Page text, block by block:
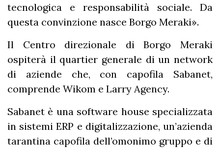
tecnologica e responsabilità sociale. Da
questa convinzione nasce Borgo Meraki».
Il Centro direzionale di Borgo Meraki
ospiterà il quartier generale di un network
di aziende che, con capofila Sabanet,
comprende Wikom e Larry Agency.
Sabanet è una software house specializzata
in sistemi ERP e digitalizzazione, un’azienda
tarantina capofila dell’omonimo gruppo e di